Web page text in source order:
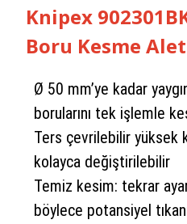
Knipex
Boru Kesme
Ø 50 mm’ye kadar
borularını tek işlemle
Ters çevrilebilir yüksek
kolayca değiştirilebilir
Temiz kesim: tekrar
böylece potansiyel